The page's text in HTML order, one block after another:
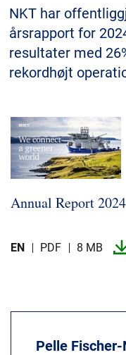
Bæredygtighed
Regionale steder
NKT har
årsrapport for
resultater med
rekordhøjt
Annual Report 2024
EN PDF 8 MB
Pelle